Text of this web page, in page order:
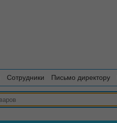
Сотрудники Письмо директору